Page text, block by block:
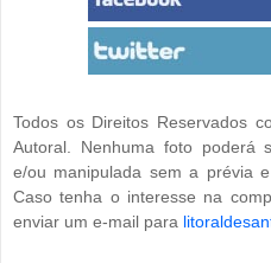
Todos os Direitos Reservados
Autoral. Nenhuma foto poderá
e/ou manipulada sem a prévia
Caso tenha o interesse na
enviar um e-mail para